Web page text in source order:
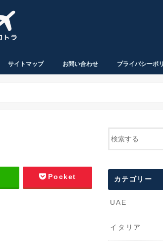
サイトマップ お問い合わせ プライバシーポ
Pocket カテゴリー
UAE
イタリア